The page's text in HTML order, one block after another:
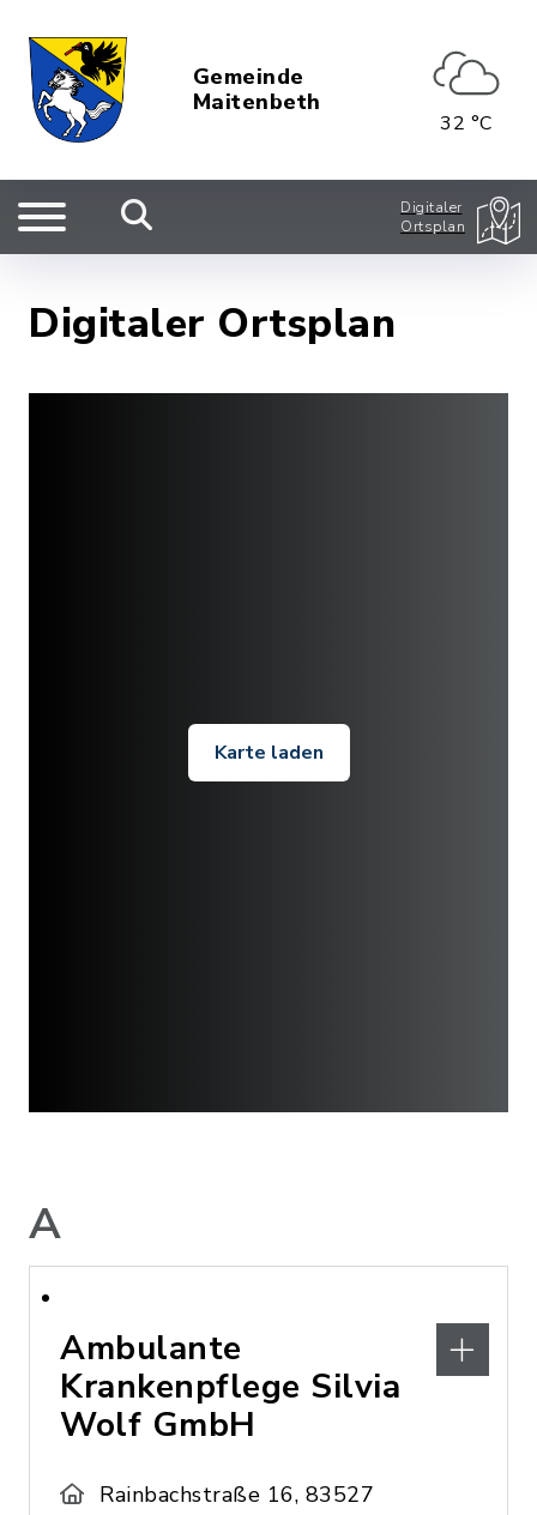
Gemeinde
Maitenbeth
32 °C
Digitaler
Ortsplan
Digitaler Ortsplan
Karte laden
A
Ambulante
Krankenpflege Silvia
Wolf GmbH
Rainbachstraße 16, 83527